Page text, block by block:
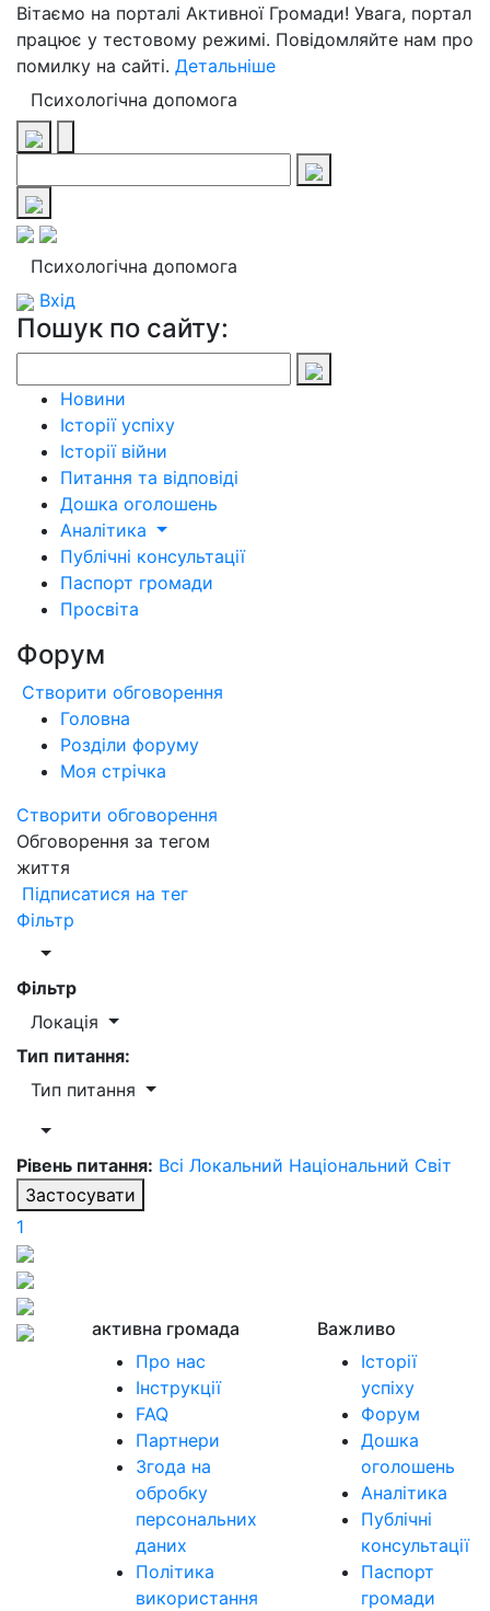
Вітаємо на порталі Активної Громади! Увага, портал
працює у тестовому режимі. Повідомляйте нам про
помилку на сайті. Детальніше
Психологічна допомога
Психологічна допомога
Вхід
Пошук по сайту:
Новини
Історії успіху
Історії війни
Питання та відповіді
Дошка оголошень
Аналітика
Публічні консультації
Паспорт громади
Просвіта
Форум
Створити обговорення
Головна
Розділи форуму
Моя стрічка
Створити обговорення
Обговорення за тегом
життя
Підписатися на тег
Фільтр
Фільтр
Локація
Тип питання:
Тип питання
Рівень питання: Всі Локальний Національний Світ
Застосувати
1
активна громада
Про нас
Інструкції
FAQ
Партнери
Згода на
обробку
персональних
даних
Політика
використання
Важливо
Історії
успіху
Форум
Дошка
оголошень
Аналітика
Публічні
консультації
Паспорт
громади